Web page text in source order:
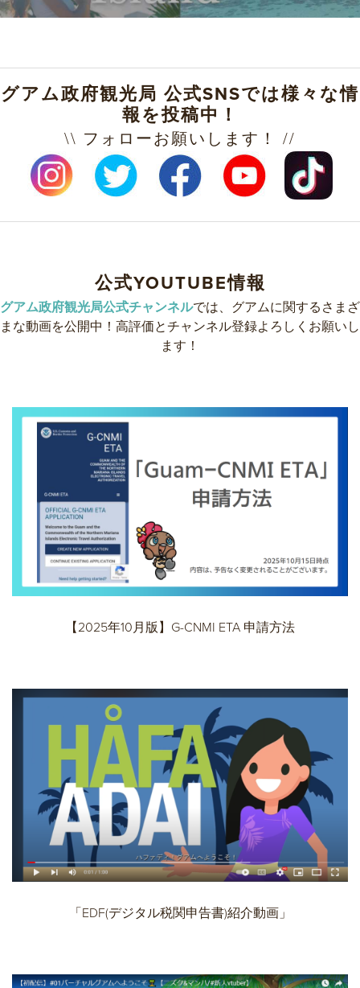
グアム政府観光局 公式SNSでは様々な情
報を投稿中！
\\ フォローお願いします！ //
公式YOUTUBE情報
グアム政府観光局公式チャンネルでは、グアムに関するさまざ
まな動画を公開中！高評価とチャンネル登録よろしくお願いし
ます！
【2025年10月版】G-CNMI ETA 申請方法
「EDF(デジタル税関申告書)紹介動画」